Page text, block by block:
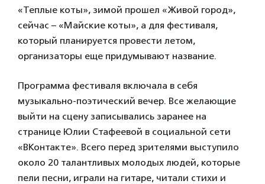
«Теплые коты», зимой прошел «Живой город»,
сейчас – «Майские коты», а для фестиваля,
который планируется провести летом,
организаторы еще придумывают название.
Программа фестиваля включала в себя
музыкально-поэтический вечер. Все желающие
выйти на сцену записывались заранее на
странице Юлии Стафеевой в социальной сети
«ВКонтакте». Всего перед зрителями выступило
около 20 талантливых молодых людей, которые
пели песни, играли на гитаре, читали стихи и